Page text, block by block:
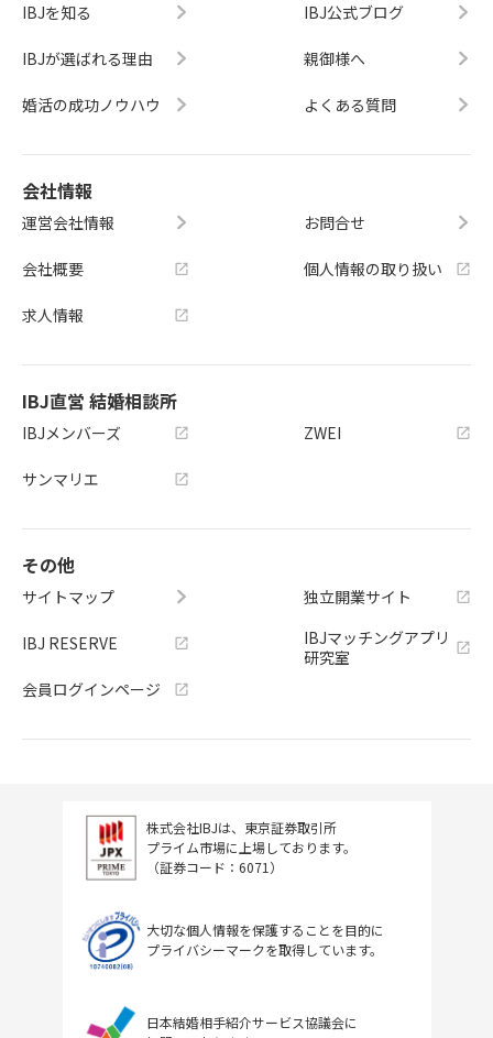
IBJを知る
IBJが選ばれる理由
婚活の成功ノウハウ
IBJ公式ブログ
親御様へ
よくある質問
会社情報
運営会社情報
会社概要
求人情報
お問合せ
個人情報の取り扱い
IBJ直営 結婚相談所
IBJメンバーズ
サンマリエ
ZWEI
その他
サイトマップ
IBJ RESERVE
会員ログインページ
独立開業サイト
IBJマッチングアプリ
研究室
株式会社IBJは、東京証券取引所
プライム市場に上場しております。
（証券コード：6071）
大切な個人情報を保護することを目的に
プライバシーマークを取得しています。
日本結婚相手紹介サービス協議会に